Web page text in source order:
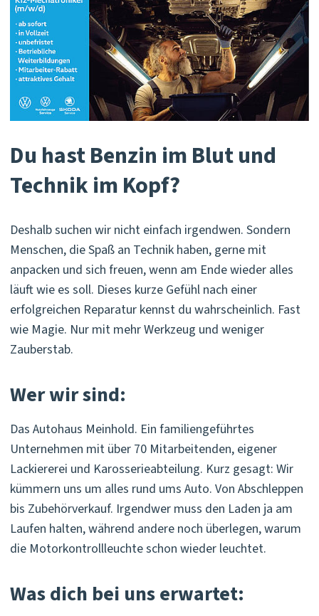
Du hast Benzin im Blut und
Technik im Kopf?
Deshalb suchen wir nicht einfach irgendwen. Sondern
Menschen, die Spaß an Technik haben, gerne mit
anpacken und sich freuen, wenn am Ende wieder alles
läuft wie es soll. Dieses kurze Gefühl nach einer
erfolgreichen Reparatur kennst du wahrscheinlich. Fast
wie Magie. Nur mit mehr Werkzeug und weniger
Zauberstab.
Wer wir sind:
Das Autohaus Meinhold. Ein familiengeführtes
Unternehmen mit über 70 Mitarbeitenden, eigener
Lackiererei und Karosserieabteilung. Kurz gesagt: Wir
kümmern uns um alles rund ums Auto. Von Abschleppen
bis Zubehörverkauf. Irgendwer muss den Laden ja am
Laufen halten, während andere noch überlegen, warum
die Motorkontrollleuchte schon wieder leuchtet.
Was dich bei uns erwartet: